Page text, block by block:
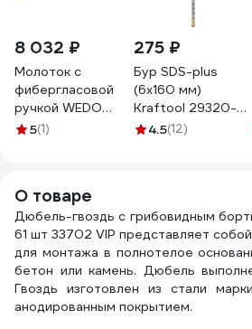
8 032 ₽
Молоток с
фибергласовой
ручкой WEDO
1000г NS186-1004
5(1)
275 ₽
Бур SDS-plus
(6х160 мм)
Kraftool 29320-
160-06_z02
4.5(12)
О товаре
Дюбель-гвоздь с грибовидным
61 шт 33702 VIP представляет
для монтажа в полнотелое
бетон или камень. Дюбель
Гвоздь изготовлен из стали
анодированным покрытием.